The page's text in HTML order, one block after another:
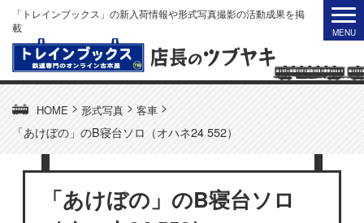
「トレインブックス」の新入荷情報や形式写真撮影の活動成果を掲
載
HOME > 形式写真 > 客車 >
「あけぼの」のB寝台ソロ（オハネ24 552）
「あけぼの」のB寝台ソロ